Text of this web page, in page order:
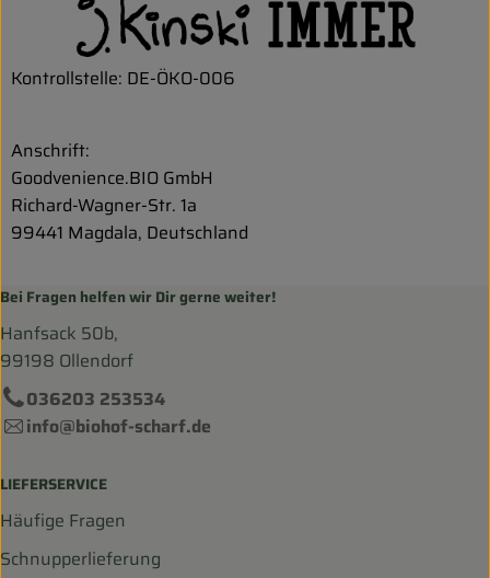
Kontrollstelle: DE-ÖKO-006
Anschrift:
Goodvenience.BIO GmbH
Richard-Wagner-Str. 1a
99441 Magdala, Deutschland
Bei Fragen helfen wir Dir gerne weiter!
Hanfsack 50b,
99198 Ollendorf
036203 253534
info@biohof-scharf.de
LIEFERSERVICE
Häufige Fragen
Schnupperlieferung